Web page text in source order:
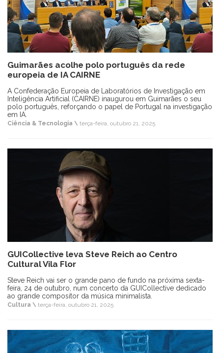
Guimarães acolhe polo português da rede
europeia de IA CAIRNE
A Confederação Europeia de Laboratórios de Investigação em
Inteligência Artificial (CAIRNE) inaugurou em Guimarães o seu
polo português, reforçando o papel de Portugal na investigação
em IA.
Ciência & Tecnologia \ terça-feira, outubro 21, 2025
GUICollective leva Steve Reich ao Centro
Cultural Vila Flor
Steve Reich vai ser o grande pano de fundo na próxima sexta-
feira, 24 de outubro, num concerto da GUICollective dedicado
ao grande compositor da música minimalista.
Cultura \ terça-feira, outubro 21, 2025